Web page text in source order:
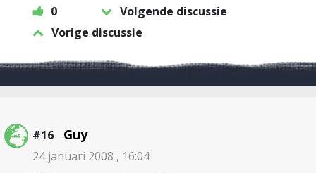
0
Volgende discussie
Vorige discussie
#16 Guy
24 januari 2008 , 16:04